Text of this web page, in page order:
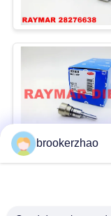
brookerzhao